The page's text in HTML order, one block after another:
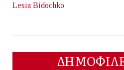
Lesia Bidochko